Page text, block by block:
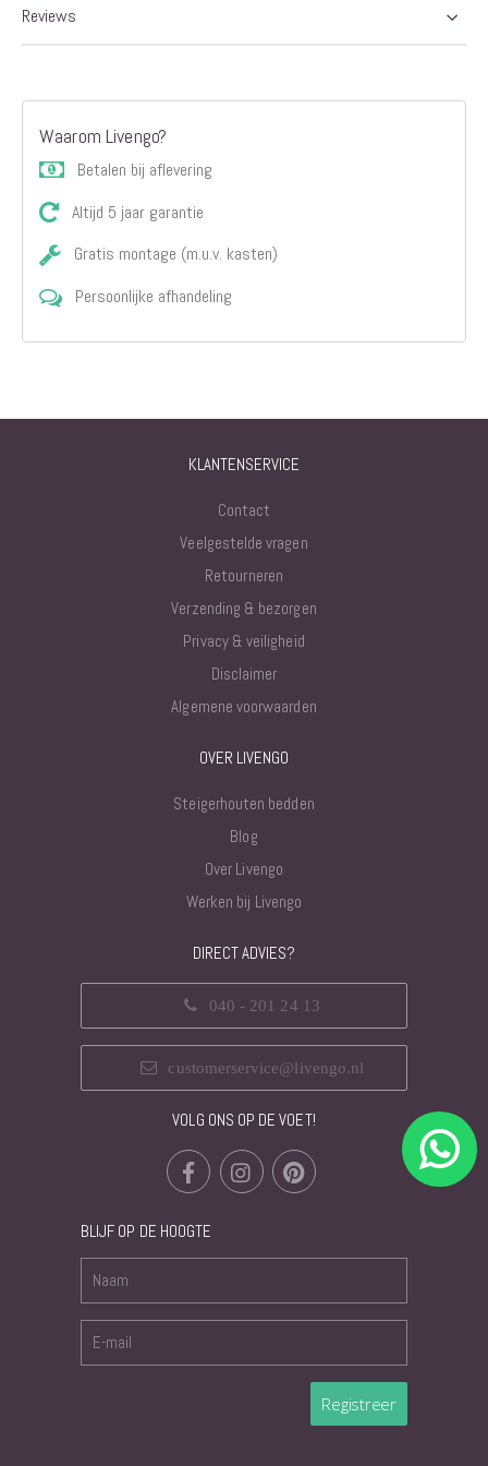
Reviews
Waarom Livengo?
Betalen bij aflevering
Altijd 5 jaar garantie
Gratis montage (m.u.v. kasten)
Persoonlijke afhandeling
KLANTENSERVICE
Contact
Veelgestelde vragen
Retourneren
Verzending & bezorgen
Privacy & veiligheid
Disclaimer
Algemene voorwaarden
OVER LIVENGO
Steigerhouten bedden
Blog
Over Livengo
Werken bij Livengo
DIRECT ADVIES?
040 - 201 24 13
customerservice@livengo.nl
VOLG ONS OP DE VOET!
BLIJF OP DE HOOGTE
Registreer